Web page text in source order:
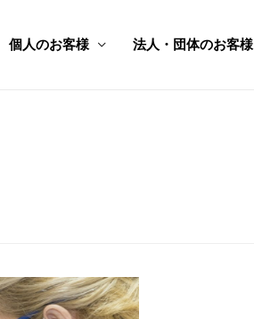
個人のお客様 法人・団体のお客様